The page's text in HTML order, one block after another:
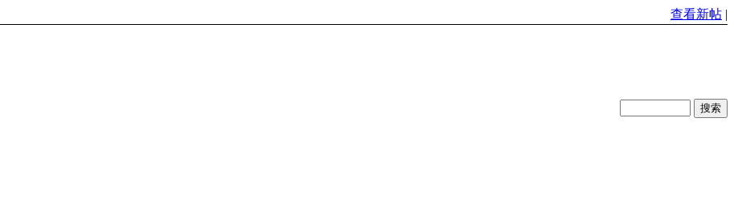
查看新帖 |